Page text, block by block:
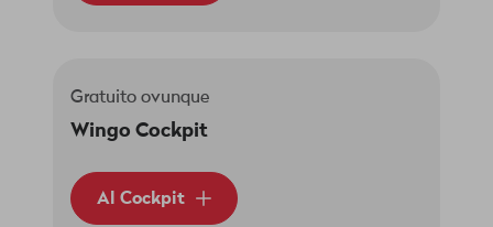
Gratuito ovunque
Wingo Cockpit
Al Cockpit